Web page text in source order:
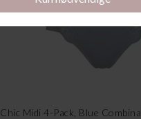
Chic Midi 4-Pack, Blue